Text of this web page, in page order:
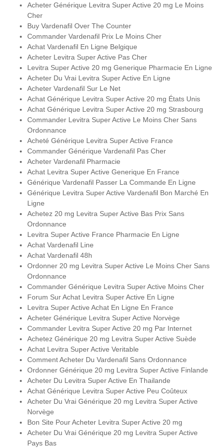
Acheter Générique Levitra Super Active 20 mg Le Moins
Cher
Buy Vardenafil Over The Counter
Commander Vardenafil Prix Le Moins Cher
Achat Vardenafil En Ligne Belgique
Acheter Levitra Super Active Pas Cher
Levitra Super Active 20 mg Generique Pharmacie En Ligne
Acheter Du Vrai Levitra Super Active En Ligne
Acheter Vardenafil Sur Le Net
Achat Générique Levitra Super Active 20 mg États Unis
Achat Générique Levitra Super Active 20 mg Strasbourg
Commander Levitra Super Active Le Moins Cher Sans
Ordonnance
Acheté Générique Levitra Super Active France
Commander Générique Vardenafil Pas Cher
Acheter Vardenafil Pharmacie
Achat Levitra Super Active Generique En France
Générique Vardenafil Passer La Commande En Ligne
Générique Levitra Super Active Vardenafil Bon Marché En
Ligne
Achetez 20 mg Levitra Super Active Bas Prix Sans
Ordonnance
Levitra Super Active France Pharmacie En Ligne
Achat Vardenafil Line
Achat Vardenafil 48h
Ordonner 20 mg Levitra Super Active Le Moins Cher Sans
Ordonnance
Commander Générique Levitra Super Active Moins Cher
Forum Sur Achat Levitra Super Active En Ligne
Levitra Super Active Achat En Ligne En France
Acheter Générique Levitra Super Active Norvège
Commander Levitra Super Active 20 mg Par Internet
Achetez Générique 20 mg Levitra Super Active Suède
Achat Levitra Super Active Veritable
Comment Acheter Du Vardenafil Sans Ordonnance
Ordonner Générique 20 mg Levitra Super Active Finlande
Acheter Du Levitra Super Active En Thailande
Achat Générique Levitra Super Active Peu Coûteux
Acheter Du Vrai Générique 20 mg Levitra Super Active
Norvège
Bon Site Pour Acheter Levitra Super Active 20 mg
Acheter Du Vrai Générique 20 mg Levitra Super Active
Pays Bas